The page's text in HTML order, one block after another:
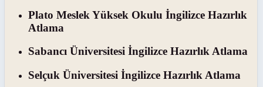
Plato Meslek Yüksek Okulu İngilizce Hazırlık
Atlama
Sabancı Üniversitesi İngilizce Hazırlık Atlama
Selçuk Üniversitesi İngilizce Hazırlık Atlama